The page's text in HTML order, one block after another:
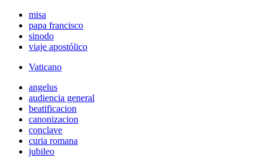
misa
papa francisco
sinodo
viaje apostólico
Vaticano
angelus
audiencia general
beatificacion
canonizacion
conclave
curia romana
jubileo